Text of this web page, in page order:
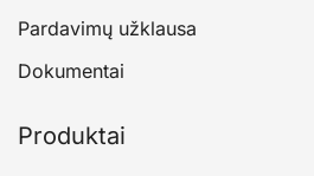
Pardavimų užklausa
Dokumentai
Produktai